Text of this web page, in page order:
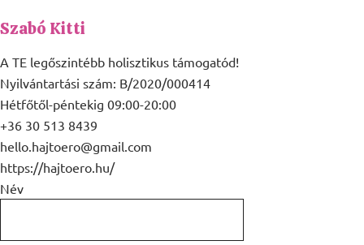
Szabó Kitti
A TE legőszintébb holisztikus támogatód!
Nyilvántartási szám: B/2020/000414
Hétfőtől-péntekig 09:00-20:00
+36 30 513 8439
hello.hajtoero@gmail.com
https://hajtoero.hu/
Név